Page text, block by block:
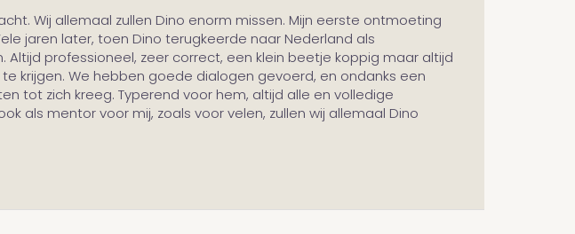
Wij allemaal zullen Dino enorm missen. Mijn eerste ontmoeting
jaren later, toen Dino terugkeerde naar Nederland als
professioneel, zeer correct, een klein beetje koppig maar altijd
krijgen. We hebben goede dialogen gevoerd, en ondanks een
tot zich kreeg. Typerend voor hem, altijd alle en volledige
als mentor voor mij, zoals voor velen, zullen wij allemaal Dino